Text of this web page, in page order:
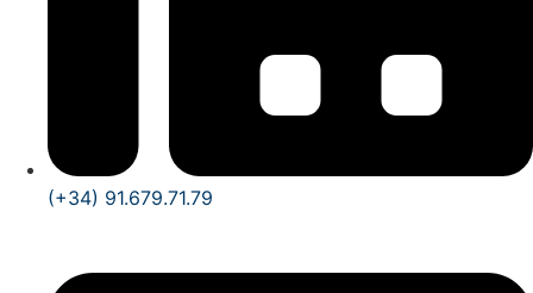
(+34) 91.679.71.79